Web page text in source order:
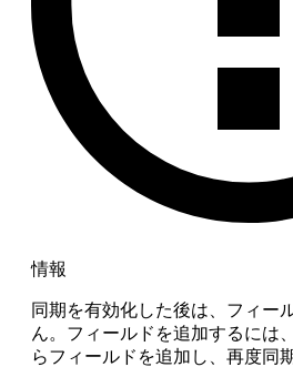
情報
同期を有効化した後は、フィー
ん。フィールドを追加するには
らフィールドを追加し、再度同